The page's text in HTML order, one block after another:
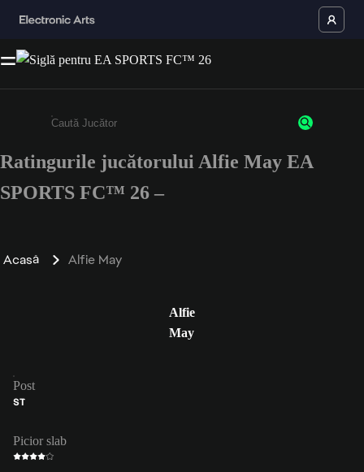
Enter a minimum of 3 characters or numbers
Ratingurile jucătorului Alfie May EA
SPORTS FC™ 26 –
Acasă Alfie May
Alfie
May
Post
ST
Picior slab